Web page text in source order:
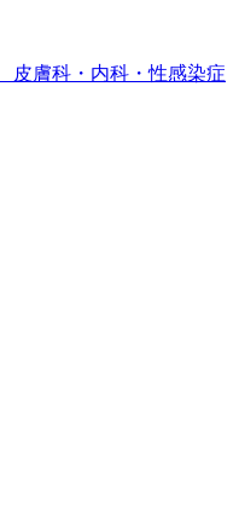
膚科・内科・性感染症